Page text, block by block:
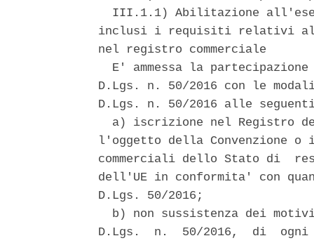
III.1.1) Abilitazione
inclusi i requisiti relativi
nel registro commerciale
E' ammessa la
D.Lgs. n. 50/2016 con le
D.Lgs. n. 50/2016 alle
a) iscrizione nel Registro
l'oggetto della Convenzione
commerciali dello Stato di
dell'UE in conformita' con
D.Lgs. 50/2016;
b) non sussistenza dei
D.Lgs.  n.  50/2016,  di